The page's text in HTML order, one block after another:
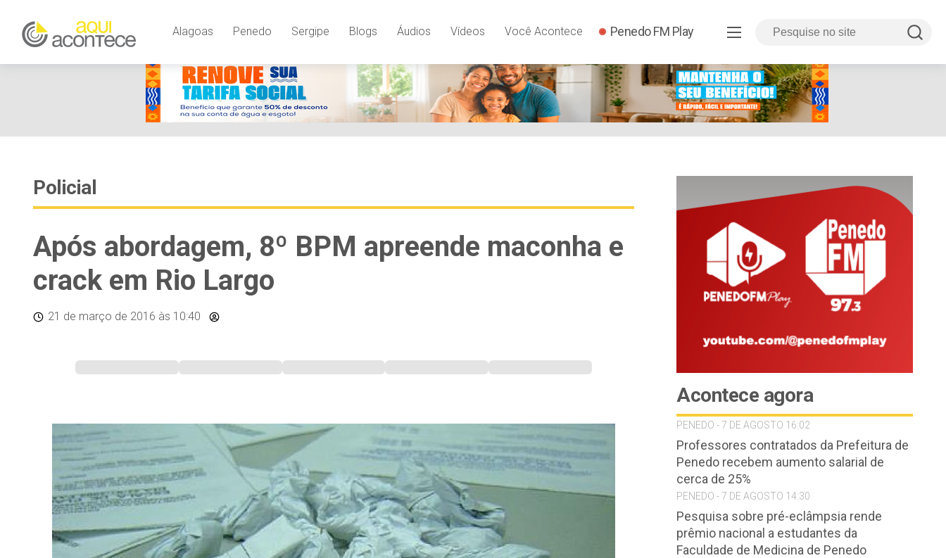
Alagoas Penedo Sergipe Blogs Áudios Vídeos Você Acontece Penedo FM Play
Policial
Após abordagem, 8º BPM apreende maconha e
crack em Rio Largo
21 de março de 2016 às 10:40
Acontece agora
PENEDO - 7 DE AGOSTO 16:02
Professores contratados da Prefeitura de
Penedo recebem aumento salarial de
cerca de 25%
PENEDO - 7 DE AGOSTO 14:30
Pesquisa sobre pré-eclâmpsia rende
prêmio nacional a estudantes da
Faculdade de Medicina de Penedo